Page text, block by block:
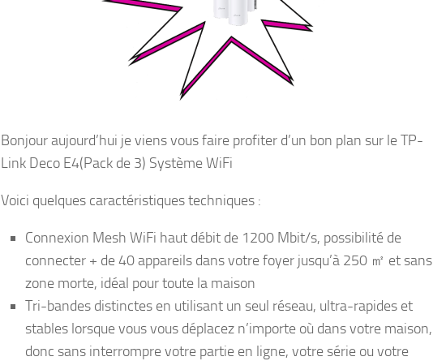
Bonjour aujourd’hui je viens vous faire profiter d’un bon plan sur le TP-
Link Deco E4(Pack de 3) Système WiFi
Voici quelques caractéristiques techniques :
Connexion Mesh WiFi haut débit de 1200 Mbit/s, possibilité de
connecter + de 40 appareils dans votre foyer jusqu’à 250 ㎡ et sans
zone morte, idéal pour toute la maison
Tri-bandes distinctes en utilisant un seul réseau, ultra-rapides et
stables lorsque vous vous déplacez n’importe où dans votre maison,
donc sans interrompre votre partie en ligne, votre série ou votre